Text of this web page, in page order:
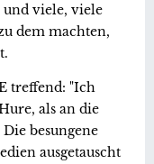
und viele, viele
dem machten,
treffend: "Ich
als an die
besungene
ausgetauscht